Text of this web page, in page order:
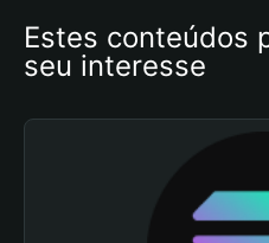
Estes conteúdos
seu interesse